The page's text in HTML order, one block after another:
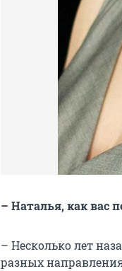
– Наталья, как вас
– Несколько лет
разных